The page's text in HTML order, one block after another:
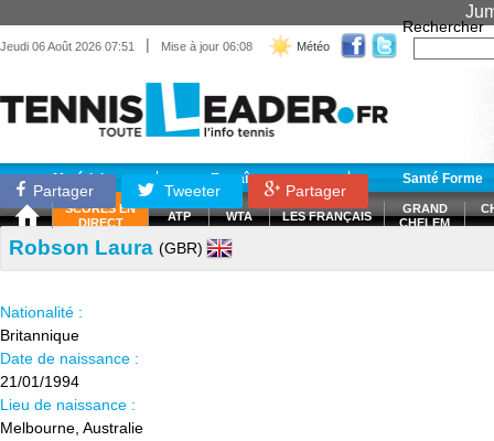
Jeudi 06 Août 2026 07:51 | Mise à jour 06:08 Météo
Rechercher
Matériel Entraînement Santé Forme
SCORES EN
DIRECT
ATP WTA LES FRANÇAIS
GRAND
CHELEM
Partager Tweeter Partager
Robson Laura (GBR)
Nationalité :
Britannique
Date de naissance :
21/01/1994
Lieu de naissance :
Melbourne, Australie